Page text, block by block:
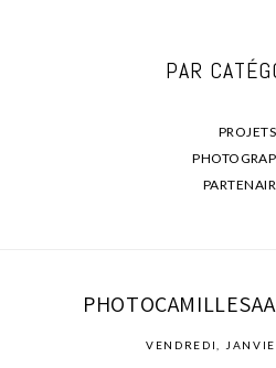
PAR
PROJETS
VENDREDI,